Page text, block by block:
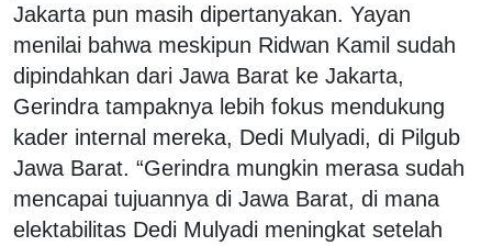
Jakarta pun masih dipertanyakan. Yayan
menilai bahwa meskipun Ridwan Kamil sudah
dipindahkan dari Jawa Barat ke Jakarta,
Gerindra tampaknya lebih fokus mendukung
kader internal mereka, Dedi Mulyadi, di Pilgub
Jawa Barat. “Gerindra mungkin merasa sudah
mencapai tujuannya di Jawa Barat, di mana
elektabilitas Dedi Mulyadi meningkat setelah